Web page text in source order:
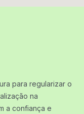
para regularizar o
na
a confiança e